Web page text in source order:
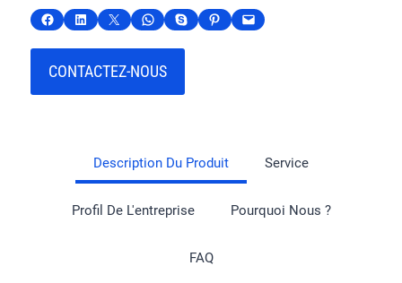
Partager sur Facebook
Partager sur LinkedIn
Partager sur X Partager sur WhatsApp
Partager sur SkypePartager sur Pinterest
Envoyer cette page par e-mail
CONTACTEZ-NOUS
Description Du Produit Service
Profil De L'entreprise Pourquoi Nous ?
FAQ